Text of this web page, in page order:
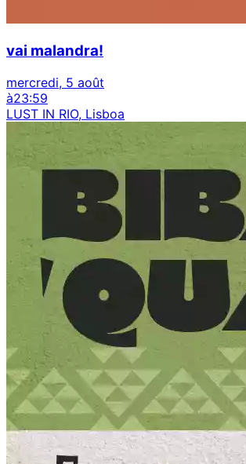
vai malandra!
mercredi, 5 août
à23:59
LUST IN RIO, Lisboa